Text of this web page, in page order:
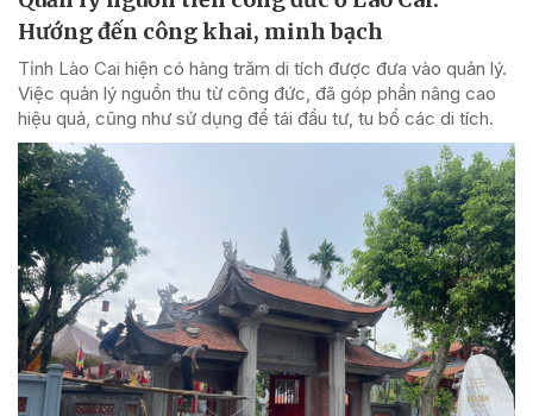
Hướng đến công khai, minh bạch
Tỉnh Lào Cai hiện có hàng trăm di tích được đưa vào quản lý.
Việc quản lý nguồn thu từ công đức, đã góp phần nâng cao
hiệu quả, cũng như sử dụng để tái đầu tư, tu bổ các di tích.